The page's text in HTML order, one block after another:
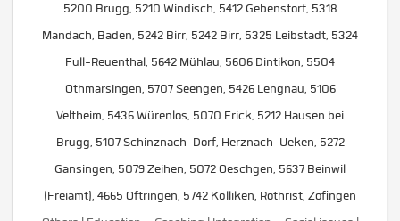
5200 Brugg, 5210 Windisch, 5412 Gebenstorf, 5318
Mandach, Baden, 5242 Birr, 5242 Birr, 5325 Leibstadt, 5324
Full-Reuenthal, 5642 Mühlau, 5606 Dintikon, 5504
Othmarsingen, 5707 Seengen, 5426 Lengnau, 5106
Veltheim, 5436 Würenlos, 5070 Frick, 5212 Hausen bei
Brugg, 5107 Schinznach-Dorf, Herznach-Ueken, 5272
Gansingen, 5079 Zeihen, 5072 Oeschgen, 5637 Beinwil
(Freiamt), 4665 Oftringen, 5742 Kölliken, Rothrist, Zofingen